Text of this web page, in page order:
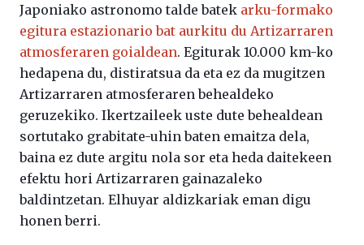
Japoniako astronomo talde batek arku-formako
egitura estazionario bat aurkitu du Artizarraren
atmosferaren goialdean. Egiturak 10.000 km-ko
hedapena du, distiratsua da eta ez da mugitzen
Artizarraren atmosferaren behealdeko
geruzekiko. Ikertzaileek uste dute behealdean
sortutako grabitate-uhin baten emaitza dela,
baina ez dute argitu nola sor eta heda daitekeen
efektu hori Artizarraren gainazaleko
baldintzetan. Elhuyar aldizkariak eman digu
honen berri.